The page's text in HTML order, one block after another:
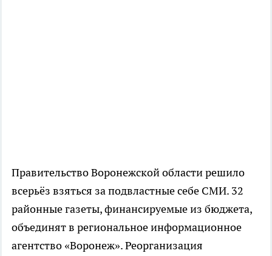
Правительство Воронежской области решило
всерьёз взяться за подвластные себе СМИ. 32
районные газеты, финансируемые из бюджета,
объединят в региональное информационное
агентство «Воронеж». Реорганизация